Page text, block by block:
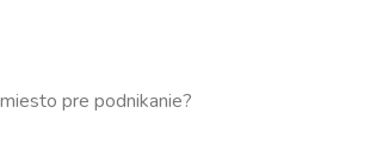
pre podnikanie?